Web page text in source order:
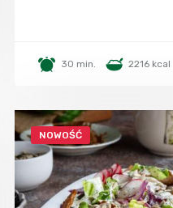
30 min. 2216 kcal
NOWOŚĆ